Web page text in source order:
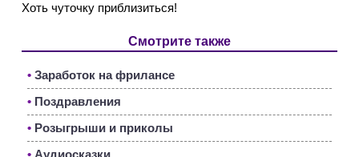
Хоть чуточку приблизиться!
Смотрите также
• Заработок на фрилансе
• Поздравления
• Розыгрыши и приколы